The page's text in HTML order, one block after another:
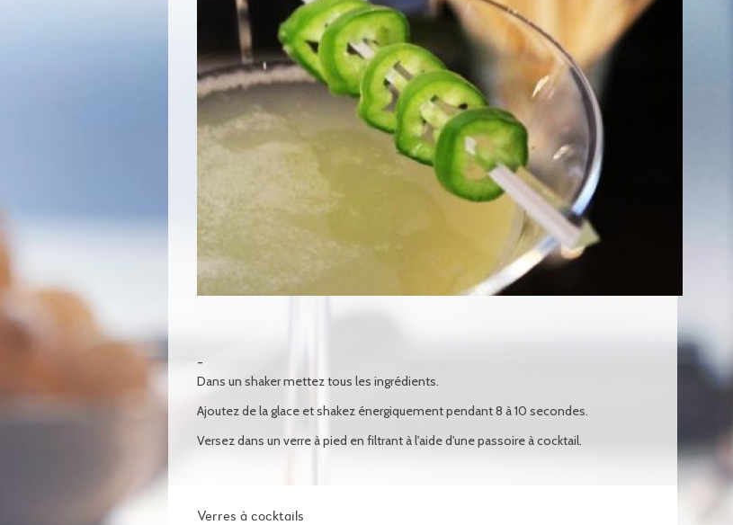
Dans un shaker mettez tous les ingrédients.
Ajoutez de la glace et shakez énergiquement pendant 8 à 10 secondes.
Versez dans un verre à pied en filtrant à l'aide d'une passoire à cocktail.
Verres à cocktails